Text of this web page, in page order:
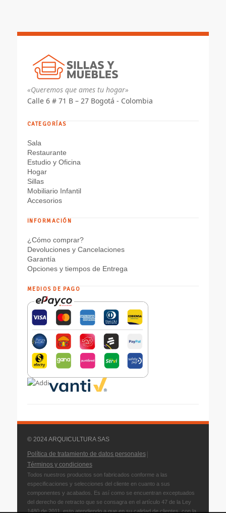
«Queremos que ames tu hogar»
Calle 6 # 71 B – 27 Bogotá - Colombia
CATEGORÍAS
Sala
Restaurante
Estudio y Oficina
Hogar
Sillas
Mobiliario Infantil
Accesorios
INFORMACIÓN
¿Cómo comprar?
Devoluciones y Cancelaciones
Garantía
Opciones y tiempos de Entrega
MEDIOS DE PAGO
© 2024 ARQUICULTURA SAS
Política de tratamiento de datos personales|
Términos y condiciones
Todos nuestros productos son fabricados conforme a las
especificaciones y selecciones del cliente en cuanto a sus
componentes y acabados. Es así como se encuentran exceptuados
del derecho de retracto que se consagra en el artículo 47 de la Ley
1480 de 2011, esto atendiendo a que en su calidad de clientes, con la